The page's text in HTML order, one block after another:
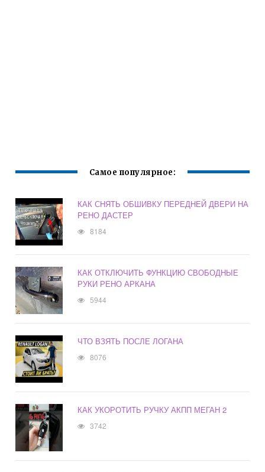
Самое популярное:
КАК СНЯТЬ ОБШИВКУ ПЕРЕДНЕЙ ДВЕРИ НА
РЕНО ДАСТЕР
8184
КАК ОТКЛЮЧИТЬ ФУНКЦИЮ СВОБОДНЫЕ
РУКИ РЕНО АРКАНА
5944
ЧТО ВЗЯТЬ ПОСЛЕ ЛОГАНА
8076
КАК УКОРОТИТЬ РУЧКУ АКПП МЕГАН 2
3742